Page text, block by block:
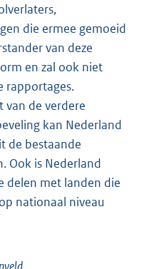
die ermee gemoeid
van deze
en zal ook niet
rapportages.
van de verdere
kan Nederland
de bestaande
Ook is Nederland
delen met landen die
nationaal niveau